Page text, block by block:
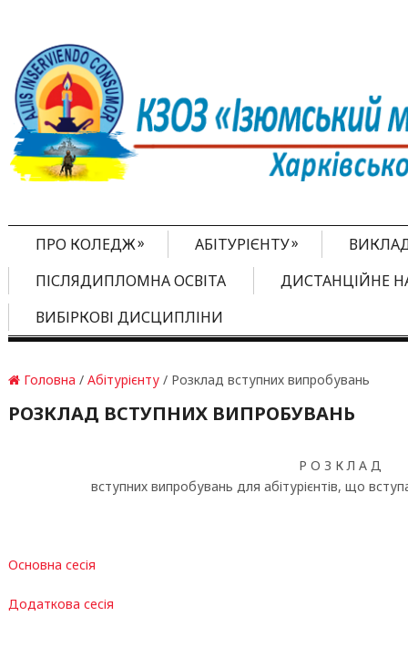
ПРО КОЛЕДЖ» АБІТУРІЄНТУ»
ПІСЛЯДИПЛОМНА ОСВІТА
ДИСТАНЦІЙНЕ
ВИБІРКОВІ ДИСЦИПЛІНИ
Головна / Абітурієнту/ Розклад вступних випробувань
РОЗКЛАД ВСТУПНИХ ВИПРОБУВАНЬ
Р О З К Л А Д
вступних випробувань для абітурієнтів, що
Основна сесія
Додаткова сесія